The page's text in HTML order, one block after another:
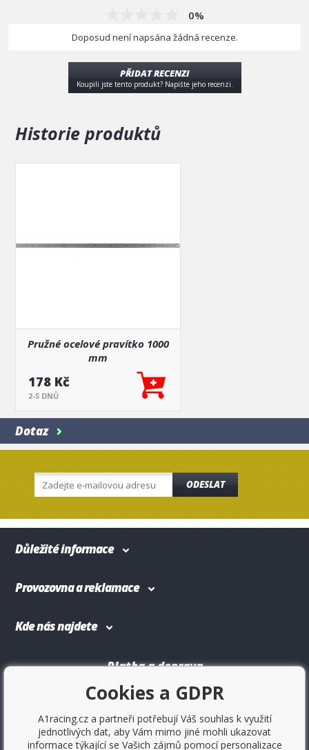
0%
Doposud není napsána žádná recenze.
PŘIDAT RECENZI
Koupili jste tento produkt? Napište jeho recenzi.
Historie produktů
Pružné ocelové pravítko 1000
mm
178 Kč
2-5 DNŮ
Dotaz
ODESLAT
Důležité informace
Provozovna a reklamace
Kde nás najdete
Platba a doprava
Cookies a GDPR
A1racing.cz a partneři potřebují Váš souhlas k využití
jednotlivých dat, aby Vám mimo jiné mohli ukazovat
informace týkající se Vašich zájmů pomocí personalizace